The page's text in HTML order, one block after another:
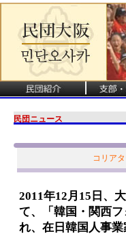
民団ニュース
コリア
2011年12月15日、
て、「韓国・関西
れ、在日韓国人事